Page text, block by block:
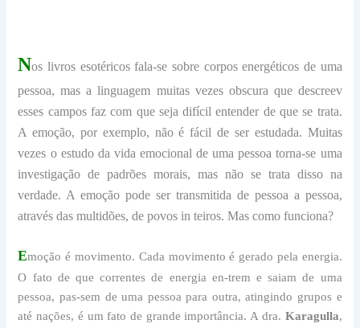
Nos livros esotéricos fala-se sobre corpos energéticos de uma
pessoa, mas a linguagem muitas vezes obscura que descreev
esses campos faz com que seja difícil entender de que se trata.
A emoção, por exemplo, não é fácil de ser estudada. Muitas
vezes o estudo da vida emocional de uma pessoa torna-se uma
investigação de padrões morais, mas não se trata disso na
verdade. A emoção pode ser transmitida de pessoa a pessoa,
através das multidões, de povos in teiros. Mas como funciona?
Emoção é movimento. Cada movimento é gerado pela energia.
O fato de que correntes de energia en-trem e saiam de uma
pessoa, pas-sem de uma pessoa para outra, atingindo grupos e
até nações, é um fato de grande importância. A dra. Karagulla,